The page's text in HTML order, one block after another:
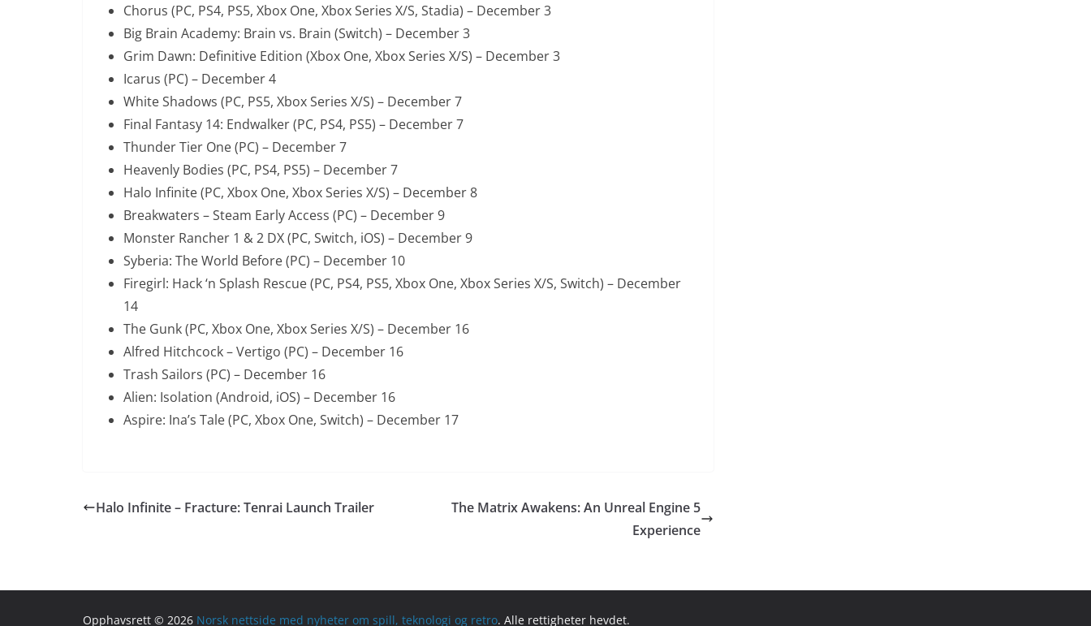
Chorus (PC, PS4, PS5, Xbox One, Xbox Series X/S, Stadia) – December 3
Big Brain Academy: Brain vs. Brain (Switch) – December 3
Grim Dawn: Definitive Edition (Xbox One, Xbox Series X/S) – December 3
Icarus (PC) – December 4
White Shadows (PC, PS5, Xbox Series X/S) – December 7
Final Fantasy 14: Endwalker (PC, PS4, PS5) – December 7
Thunder Tier One (PC) – December 7
Heavenly Bodies (PC, PS4, PS5) – December 7
Halo Infinite (PC, Xbox One, Xbox Series X/S) – December 8
Breakwaters – Steam Early Access (PC) – December 9
Monster Rancher 1 & 2 DX (PC, Switch, iOS) – December 9
Syberia: The World Before (PC) – December 10
Firegirl: Hack ‘n Splash Rescue (PC, PS4, PS5, Xbox One, Xbox Series X/S, Switch) – December
14
The Gunk (PC, Xbox One, Xbox Series X/S) – December 16
Alfred Hitchcock – Vertigo (PC) – December 16
Trash Sailors (PC) – December 16
Alien: Isolation (Android, iOS) – December 16
Aspire: Ina’s Tale (PC, Xbox One, Switch) – December 17
Halo Infinite – Fracture: Tenrai Launch Trailer
The Matrix Awakens: An Unreal Engine 5
Experience
Opphavsrett © 2026 Norsk nettside med nyheter om spill, teknologi og retro. Alle rettigheter hevdet.